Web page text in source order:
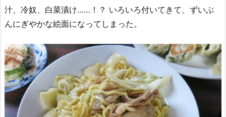
汁、冷奴、白菜漬け……！？ いろいろ付いてきて、ずいぶ
んにぎやかな絵面になってしまった。